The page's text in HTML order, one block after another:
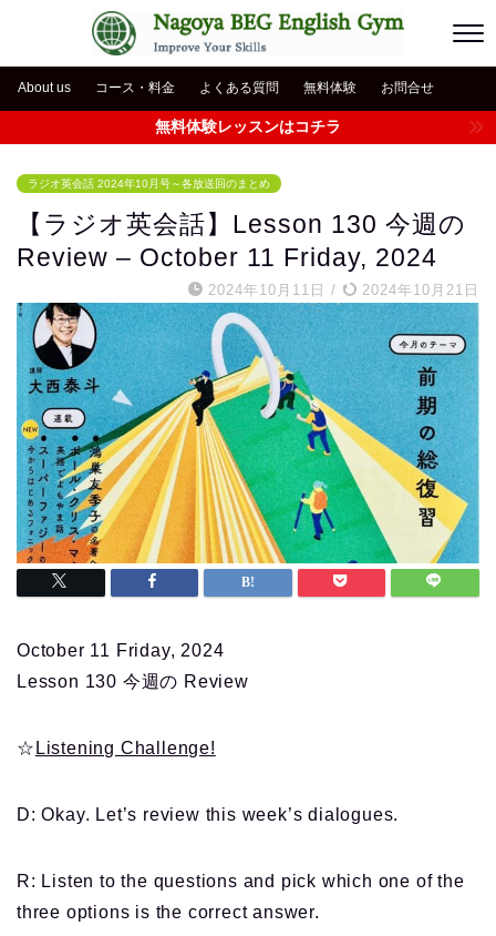
About us コース・料金 よくある質問 無料体験 お問合せ
無料体験レッスンはコチラ
ラジオ英会話 2024年10月号～各放送回のまとめ
【ラジオ英会話】Lesson 130 今週の
Review – October 11 Friday, 2024
2024年10月11日 / 2024年10月21日
October 11 Friday, 2024
Lesson 130 今週の Review
☆ Listening Challenge!
D: Okay. Let’s review this week’s dialogues.
R: Listen to the questions and pick which one of the
three options is the correct answer.